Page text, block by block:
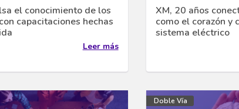
el conocimiento de los
capacitaciones hechas
Leer más
XM, 20 años
como el corazón y
sistema eléctrico
Doble Vía